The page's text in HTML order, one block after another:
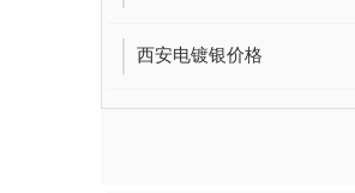
西安电镀银价格